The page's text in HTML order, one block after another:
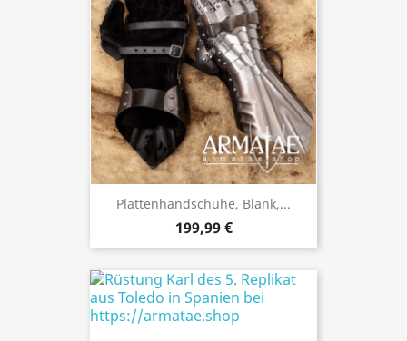
Plattenhandschuhe, Blank,...
199,99 €